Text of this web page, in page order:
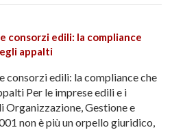
consorzi edili: la compliance
appalti
consorzi edili: la compliance che
Per le imprese edili e i
Gestione e
non è più un orpello giuridico,